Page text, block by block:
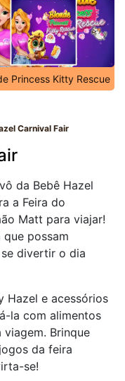
Princess Kitty Rescue
Carnival Fair
da Bebê Hazel
a Feira do
Matt para viajar!
possam
divertir o dia
Hazel e acessórios
la com alimentos
viagem. Brinque
da feira
se!